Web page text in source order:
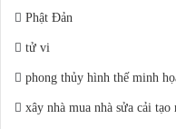
Phật Đản
tử vi
phong thủy hình thế minh
xây nhà mua nhà sửa cải tạo